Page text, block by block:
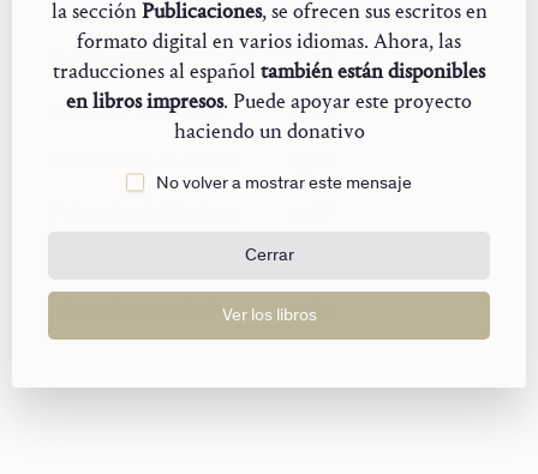
G. Meiattini,Monachesimo e teologia. La
triplice prospettiva di H.U. von Balthasar.
Collana Balthasariana. Lugano: Eupress
FTL, 2012, 137–142 (versione riveduta da
G. Meiattini di una precedente
monastica nella Chiesa.Servitium12 (1978),
El cristiano y el teatro / En lugar de una introducción
1967
Bertolt Brecht
1967
Reinhold Schneider
1967
1968
Mysterium paschale
1969
la secciónPublicaciones, se ofrecen sus escritos en
formato digital en varios idiomas. Ahora, las
traducciones al españoltambién están disponibles
en libros impresos. Puede apoyar este proyecto
haciendo un donativo
No volver a mostrar este mensaje
Cerrar
Ver los libros